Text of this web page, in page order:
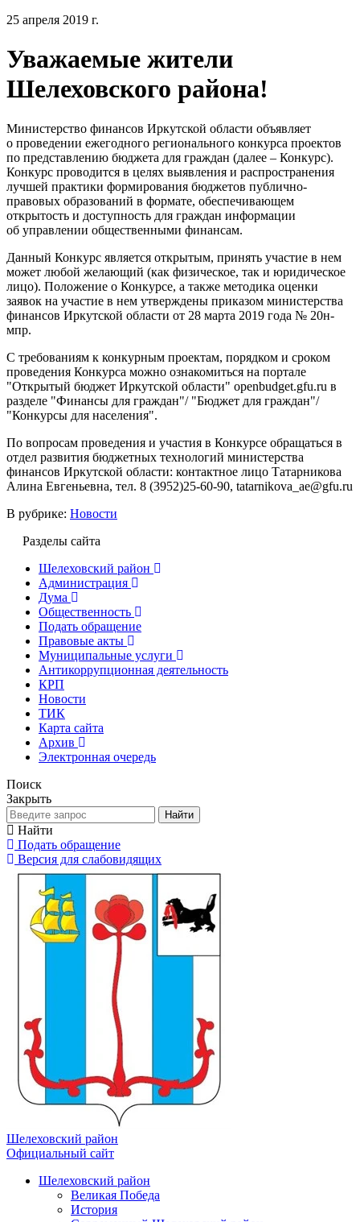
25 апреля 2019 г.
Уважаемые жители
Шелеховского района!
Министерство финансов Иркутской области объявляет
о проведении ежегодного регионального конкурса проектов
по представлению бюджета для граждан (далее – Конкурс).
Конкурс проводится в целях выявления и распространения
лучшей практики формирования бюджетов публично-
правовых образований в формате, обеспечивающем
открытость и доступность для граждан информации
об управлении общественными финансам.
Данный Конкурс является открытым, принять участие в нем
может любой желающий (как физическое, так и юридическое
лицо). Положение о Конкурсе, а также методика оценки
заявок на участие в нем утверждены приказом министерства
финансов Иркутской области от 28 марта 2019 года № 20н-
мпр.
С требованиям к конкурным проектам, порядком и сроком
проведения Конкурса можно ознакомиться на портале
"Открытый бюджет Иркутской области" openbudget.gfu.ru в
разделе "Финансы для граждан"/ "Бюджет для граждан"/
"Конкурсы для населения".
По вопросам проведения и участия в Конкурсе обращаться в
отдел развития бюджетных технологий министерства
финансов Иркутской области: контактное лицо Татарникова
Алина Евгеньевна, тел. 8 (3952)25-60-90, tatarnikova_ae@gfu.ru
В рубрике: Новости
Разделы сайта
Шелеховский район
Администрация
Дума
Общественность
Подать обращение
Правовые акты
Муниципальные услуги
Антикоррупционная деятельность
КРП
Новости
ТИК
Карта сайта
Архив
Электронная очередь
Поиск
Закрыть
Найти
Найти
Подать обращение
Версия для слабовидящих
Шелеховский район
Официальный сайт
Шелеховский район
Великая Победа
История